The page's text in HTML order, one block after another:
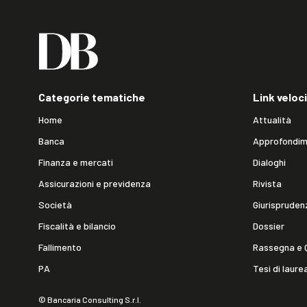
Categorie tematiche
Home
Banca
Finanza e mercati
Assicurazioni e previdenza
Società
Fiscalità e bilancio
Fallimento
PA
Link veloci
Attualità
Dialoghi
Rivista
Dossier
Rassegna e
Tesi di
© Bancaria Consulting S.r.l.